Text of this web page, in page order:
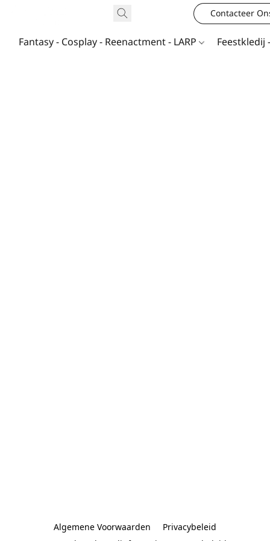
Contacteer
Fantasy - Cosplay - Reenactment - LARP Feestkledij
Algemene Voorwaarden
Privacybeleid